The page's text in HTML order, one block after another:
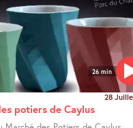
26 min
28
potiers de Caylus